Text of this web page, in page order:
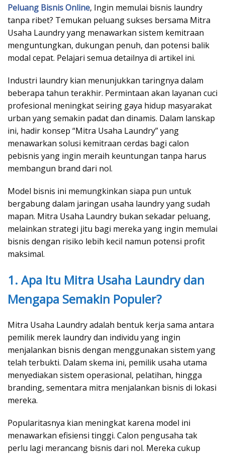
Peluang Bisnis Online, Ingin memulai bisnis laundry
tanpa ribet? Temukan peluang sukses bersama Mitra
Usaha Laundry yang menawarkan sistem kemitraan
menguntungkan, dukungan penuh, dan potensi balik
modal cepat. Pelajari semua detailnya di artikel ini.
Industri laundry kian menunjukkan taringnya dalam
beberapa tahun terakhir. Permintaan akan layanan cuci
profesional meningkat seiring gaya hidup masyarakat
urban yang semakin padat dan dinamis. Dalam lanskap
ini, hadir konsep “Mitra Usaha Laundry” yang
menawarkan solusi kemitraan cerdas bagi calon
pebisnis yang ingin meraih keuntungan tanpa harus
membangun brand dari nol.
Model bisnis ini memungkinkan siapa pun untuk
bergabung dalam jaringan usaha laundry yang sudah
mapan. Mitra Usaha Laundry bukan sekadar peluang,
melainkan strategi jitu bagi mereka yang ingin memulai
bisnis dengan risiko lebih kecil namun potensi profit
maksimal.
1. Apa Itu Mitra Usaha Laundry dan
Mengapa Semakin Populer?
Mitra Usaha Laundry adalah bentuk kerja sama antara
pemilik merek laundry dan individu yang ingin
menjalankan bisnis dengan menggunakan sistem yang
telah terbukti. Dalam skema ini, pemilik usaha utama
menyediakan sistem operasional, pelatihan, hingga
branding, sementara mitra menjalankan bisnis di lokasi
mereka.
Popularitasnya kian meningkat karena model ini
menawarkan efisiensi tinggi. Calon pengusaha tak
perlu lagi merancang bisnis dari nol. Mereka cukup